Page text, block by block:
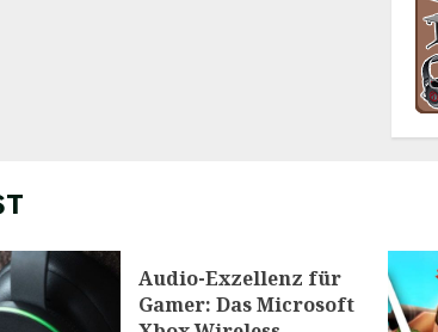
Audio-Exzellenz für
Gamer: Das Microsoft